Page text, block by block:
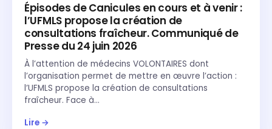
Épisodes de Canicules en cours et à venir :
l’UFMLS propose la création de
consultations fraîcheur. Communiqué de
Presse du 24 juin 2026
À l’attention de médecins VOLONTAIRES dont
l’organisation permet de mettre en œuvre l’action :
l’UFMLS propose la création de consultations
fraîcheur. Face à…
Lire →